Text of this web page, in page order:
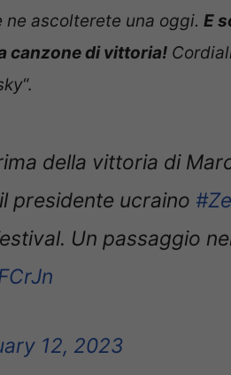
ascolterete una oggi. E
canzone di vittoria!
“.
della vittoria di
presidente ucraino
Un passaggio
12, 2023